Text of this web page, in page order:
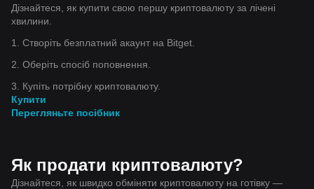
Дізнайтеся, як купити свою першу криптовалюту за лічені
хвилини.
1. Створіть безплатний акаунт на Bitget.
2. Оберіть спосіб поповнення.
3. Купіть потрібну криптовалюту.
Купити
Перегляньте посібник
Як продати криптовалюту?
Дізнайтеся, як швидко обміняти криптовалюту на готівку —